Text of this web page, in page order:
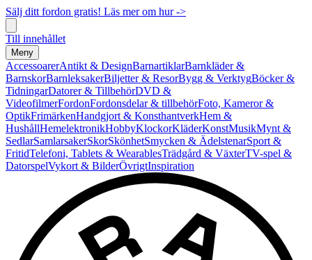
Sälj ditt fordon gratis! Läs mer om hur ->
Till innehållet
Meny
AccessoarerAntikt & DesignBarnartiklarBarnkläder &
BarnskorBarnleksakerBiljetter & ResorBygg & VerktygBöcker &
TidningarDatorer & TillbehörDVD &
VideofilmerFordonFordonsdelar & tillbehörFoto, Kameror &
OptikFrimärkenHandgjort & KonsthantverkHem &
HushållHemelektronikHobbyKlockorKläderKonstMusikMynt &
SedlarSamlarsakerSkorSkönhetSmycken & ÄdelstenarSport &
FritidTelefoni, Tablets & WearablesTrädgård & VäxterTV-spel &
DatorspelVykort & BilderÖvrigtInspiration